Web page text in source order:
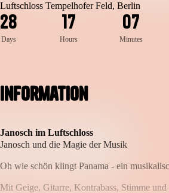
Luftschloss Tempelhofer Feld, Berlin
28
Days
17
Hours
07
Minutes
Information
Janosch im Luftschloss
Janosch und die Magie der Musik
Oh wie schön klingt Panama - ein
Mit Geige, Gitarre, Kontrabass, Stimme